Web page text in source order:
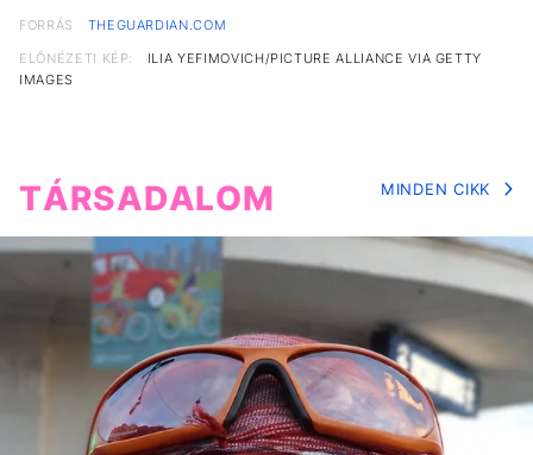
FORRÁS
THEGUARDIAN.COM
ELŐNÉZETI KÉP:
ILIA YEFIMOVICH/PICTURE ALLIANCE VIA GETTY
IMAGES
TÁRSADALOM MINDEN CIKK